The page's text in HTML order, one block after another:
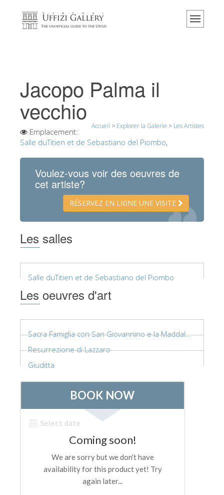
Accueil
Événements et expositions
L' avis des visiteurs
Contact
Explorer la Galerie
Visite virtuelle
Les Oeuvres
Le Musée national du Bargello
Musée Archéologique
Opificio delle Pietre Dure
Le Musée Galilée
Le Corridor de Vasari
Le Palazzo Vecchio
Jacopo Palma il
vecchio
Accueil > Explorer la Galerie > Les Artistes
Emplacement:
Salle duTitien et de Sebastiano del Piombo,
Voulez-vous voir des oeuvres de
cet artiste?
RÉSERVEZ EN LIGNE UNE VISITE
Les salles
Salle duTitien et de Sebastiano del Piombo
Les oeuvres d'art
Sacra Famiglia con San Giovannino e la Maddal...
Resurrezione di Lazzaro
Giuditta